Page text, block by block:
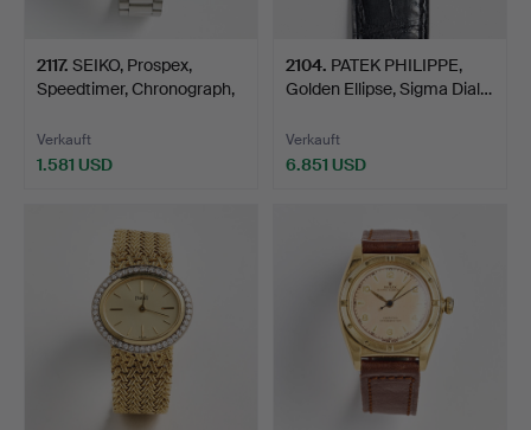
2117. SEIKO, Prospex,
Speedtimer, Chronograph,
Verkauft
1.581 USD
2104. PATEK PHILIPPE,
Golden Ellipse, Sigma Dial…
Verkauft
6.851 USD